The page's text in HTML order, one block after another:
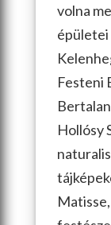
volna
épületei
Festeni
Hollósy